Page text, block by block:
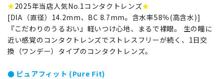
★2025年当店人気No.1コンタクトレンズ★
[DIA（直径）14.2mm、BC 8.7mm。含水率58％(高含水)]
『こだわりのうるおい』軽いつけ心地、まるで裸眼。 生の瞳に
近い感覚のコンタクトレンズでストレスフリーが続く、1日交
換（ワンデー）タイプのコンタクトレンズ。
● ピュアフィット (Pure Fit)